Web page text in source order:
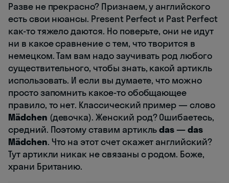
Разве не прекрасно? Признаем, у английского
есть свои нюансы. Present Perfect и Past Perfect
как-то тяжело даются. Но поверьте, они не идут
ни в какое сравнение с тем, что творится в
немецком. Там вам надо заучивать род любого
существительного, чтобы знать, какой артикль
использовать. И если вы думаете, что можно
просто запомнить какое-то обобщающее
правило, то нет. Классический пример — слово
Mädchen (девочка). Женский род? Ошибаетесь,
средний. Поэтому ставим артикльdas — das
Mädchen. Что на этот счет скажет английский?
Тут артикли никак не связаны с родом. Боже,
храни Британию.